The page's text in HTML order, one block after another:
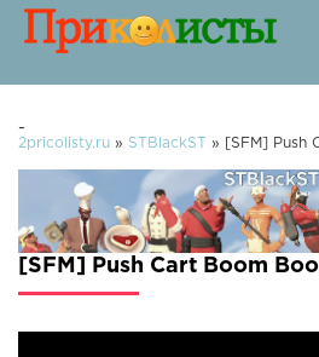
-
2pricolisty.ru » STBlackST » [SFM] Push
[SFM] Push Cart Boom